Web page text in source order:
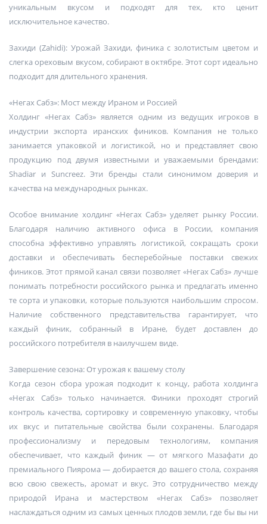
уникальным вкусом и подходят для тех, кто ценит
исключительное качество.
Захиди (Zahidi): Урожай Захиди, финика с золотистым цветом и
слегка ореховым вкусом, собирают в октябре. Этот сорт идеально
подходит для длительного хранения.
«Негах Сабз»: Мост между Ираном и Россией
Холдинг «Негах Сабз» является одним из ведущих игроков в
индустрии экспорта иранских фиников. Компания не только
занимается упаковкой и логистикой, но и представляет свою
продукцию под двумя известными и уважаемыми брендами:
Shadiar и Suncreez. Эти бренды стали синонимом доверия и
качества на международных рынках.
Особое внимание холдинг «Негах Сабз» уделяет рынку России.
Благодаря наличию активного офиса в России, компания
способна эффективно управлять логистикой, сокращать сроки
доставки и обеспечивать бесперебойные поставки свежих
фиников. Этот прямой канал связи позволяет «Негах Сабз» лучше
понимать потребности российского рынка и предлагать именно
те сорта и упаковки, которые пользуются наибольшим спросом.
Наличие собственного представительства гарантирует, что
каждый финик, собранный в Иране, будет доставлен до
российского потребителя в наилучшем виде.
Завершение сезона: От урожая к вашему столу
Когда сезон сбора урожая подходит к концу, работа холдинга
«Негах Сабз» только начинается. Финики проходят строгий
контроль качества, сортировку и современную упаковку, чтобы
их вкус и питательные свойства были сохранены. Благодаря
профессионализму и передовым технологиям, компания
обеспечивает, что каждый финик — от мягкого Мазафати до
премиального Пиярома — добирается до вашего стола, сохраняя
всю свою свежесть, аромат и вкус. Это сотрудничество между
природой Ирана и мастерством «Негах Сабз» позволяет
наслаждаться одним из самых ценных плодов земли, где бы вы ни